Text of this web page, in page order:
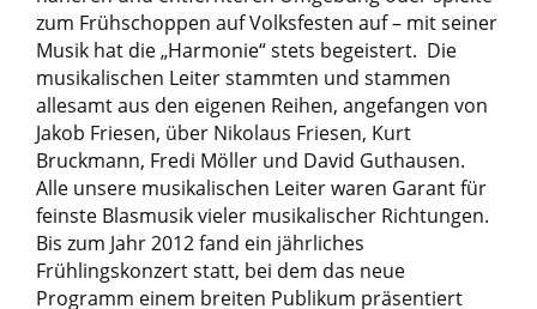
zum Frühschoppen auf Volksfesten auf – mit seiner
Musik hat die „Harmonie“ stets begeistert. Die
musikalischen Leiter stammten und stammen
allesamt aus den eigenen Reihen, angefangen von
Jakob Friesen, über Nikolaus Friesen, Kurt
Bruckmann, Fredi Möller und David Guthausen.
Alle unsere musikalischen Leiter waren Garant für
feinste Blasmusik vieler musikalischer Richtungen.
Bis zum Jahr 2012 fand ein jährliches
Frühlingskonzert statt, bei dem das neue
Programm einem breiten Publikum präsentiert